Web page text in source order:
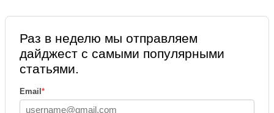
Раз в неделю мы отправляем
дайджест с самыми популярными
статьями.
Email*